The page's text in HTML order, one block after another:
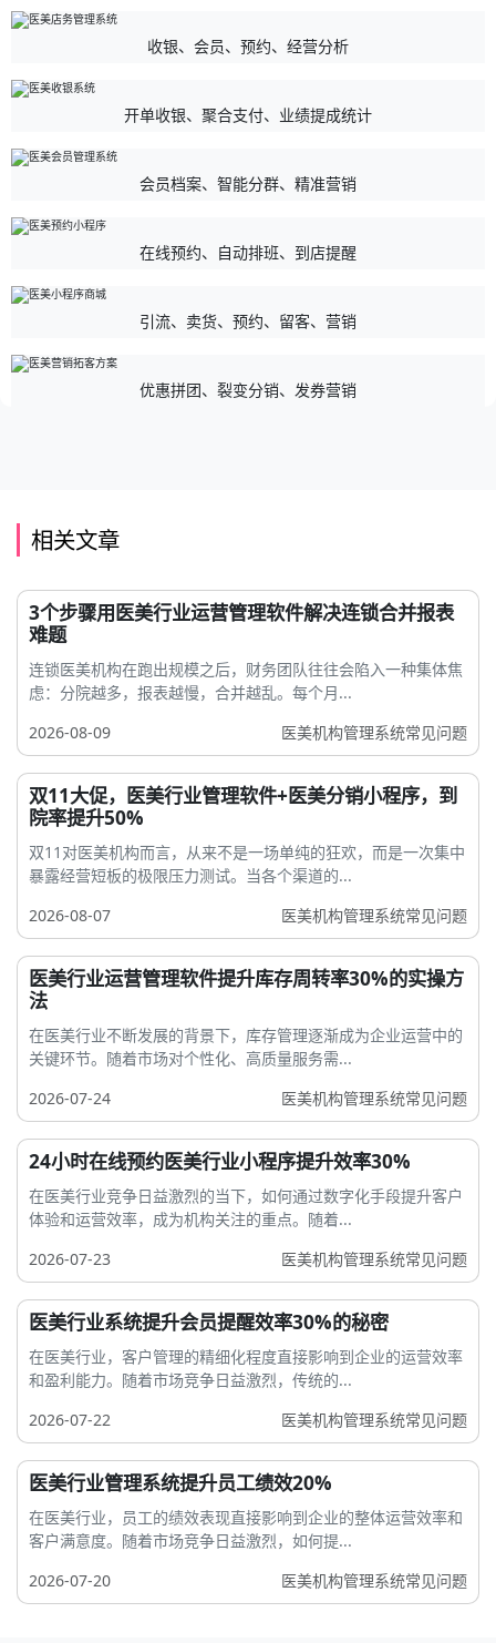
收银、会员、预约、经营分析
开单收银、聚合支付、业绩提成统计
会员档案、智能分群、精准营销
在线预约、自动排班、到店提醒
引流、卖货、预约、留客、营销
优惠拼团、裂变分销、发券营销
相关文章
3个步骤用医美行业运营管理软件解决连锁合并报表
难题
连锁医美机构在跑出规模之后，财务团队往往会陷入一种集体焦
虑：分院越多，报表越慢，合并越乱。每个月...
2026-08-09
医美机构管理系统常见问题
双11大促，医美行业管理软件+医美分销小程序，到
院率提升50%
双11对医美机构而言，从来不是一场单纯的狂欢，而是一次集中
暴露经营短板的极限压力测试。当各个渠道的...
2026-08-07
医美机构管理系统常见问题
医美行业运营管理软件提升库存周转率30%的实操方
法
在医美行业不断发展的背景下，库存管理逐渐成为企业运营中的
关键环节。随着市场对个性化、高质量服务需...
2026-07-24
医美机构管理系统常见问题
24小时在线预约医美行业小程序提升效率30%
在医美行业竞争日益激烈的当下，如何通过数字化手段提升客户
体验和运营效率，成为机构关注的重点。随着...
2026-07-23
医美机构管理系统常见问题
医美行业系统提升会员提醒效率30%的秘密
在医美行业，客户管理的精细化程度直接影响到企业的运营效率
和盈利能力。随着市场竞争日益激烈，传统的...
2026-07-22
医美机构管理系统常见问题
医美行业管理系统提升员工绩效20%
在医美行业，员工的绩效表现直接影响到企业的整体运营效率和
客户满意度。随着市场竞争日益激烈，如何提...
2026-07-20
医美机构管理系统常见问题